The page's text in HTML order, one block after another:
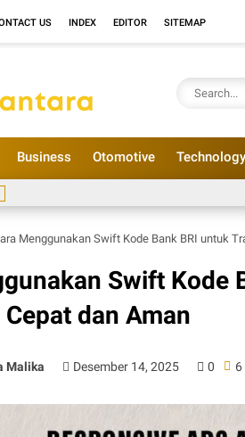
US INDEX EDITOR SITEMAP
Business Otomotive Technology
Menggunakan Swift Kode Bank BRI untuk
Swift Kode
dan Aman
Malika Desember 14, 2025 0 6